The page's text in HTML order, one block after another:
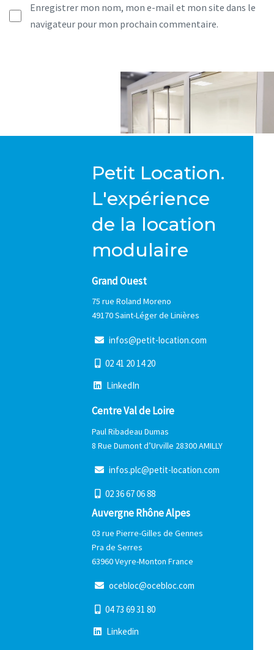
Enregistrer mon nom, mon e-mail et mon site dans le
navigateur pour mon prochain commentaire.
Petit Location.
L'expérience
de la location
modulaire
Grand Ouest
75 rue Roland Moreno
49170 Saint-Léger de Linières
infos@petit-location.com
02 41 20 14 20
LinkedIn
Centre Val de Loire
Paul Ribadeau Dumas
8 Rue Dumont d’Urville 28300 AMILLY
infos.plc@petit-location.com
0236670688
Auvergne Rhône Alpes
03 rue Pierre-Gilles de Gennes
Pra de Serres
63960 Veyre-Monton France
ocebloc@ocebloc.com
04 73 6931 80
Linkedin